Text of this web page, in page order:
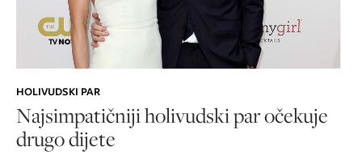
HOLIVUDSKI PAR
Najsimpatičniji holivudski par očekuje
drugo dijete